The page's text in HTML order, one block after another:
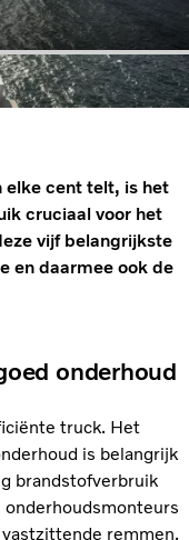
elke cent telt, is het
cruciaal voor het
vijf belangrijkste
en daarmee ook de
onderhoud
truck. Het
is belangrijk
brandstofverbruik
onderhoudsmonteurs
remmen,